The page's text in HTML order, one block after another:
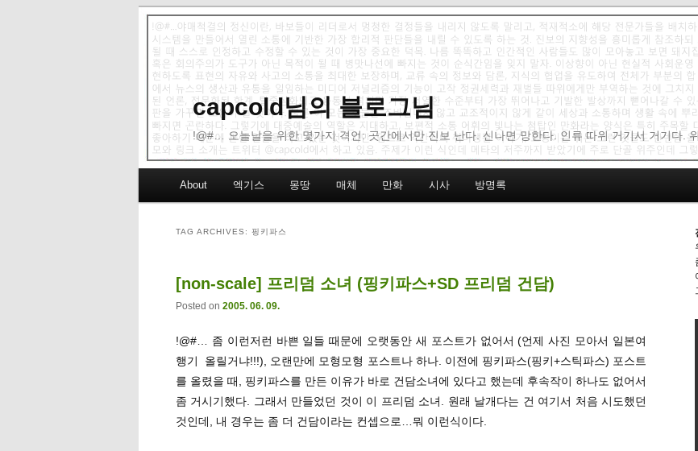
capcold님의 블로그님
!@#… 오늘날을 위한 몇가지 격언: 곳간에서만 진보 난다. 신나면 망한다. 인류 따위 거기서 거기다.
Skip to primary content
Skip to secondary content
About 엑기스 몽땅 매체 만화 시사 방명록
TAG ARCHIVES: 핑키파스
[non-scale] 프리덤 소녀 (핑키파스+SD 프리덤 건담)
Posted on 2005. 06. 09.
!@#… 좀 이런저런 바쁜 일들 때문에 오랫동안 새 포스트가 없어서 (언제 사진 모아서 일본여
행기 올릴거냐!!!), 오랜만에 모형모형 포스트나 하나. 이전에 핑키파스(핑키+스틱파스) 포스트
를 올렸을 때, 핑키파스를 만든 이유가 바로 건담소녀에 있다고 했는데 후속작이 하나도 없어서
좀 거시기했다. 그래서 만들었던 것이 이 프리덤 소녀. 원래 날개다는 건 여기서 처음 시도했던
것인데, 내 경우는 좀 더 건담이라는 컨셉으로…뭐 이런식이다.